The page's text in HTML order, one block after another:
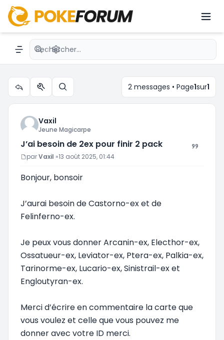
J’ai besoin de 2ex pour finir 2 pack
Navigation menu
Recherche avancée
Outils du sujet
Rechercher 2 messages • Page1sur1
Vaxil
Jeune Magicarpe
J’ai besoin de 2ex pour finir 2 pack
Message
parVaxil »13 août 2025, 01:44
Bonjour, bonsoir
J’aurai besoin de Castorno-ex et de
Felinferno-ex.
Je peux vous donner Arcanin-ex, Electhor-ex,
Ossatueur-ex, Leviator-ex, Ptera-ex, Palkia-ex,
Tarinorme-ex, Lucario-ex, Sinistrail-ex et
Engloutyran-ex.
Merci d’écrire en commentaire la carte que
vous voulez et celle que vous pouvez me
donner avec votre ID merci.